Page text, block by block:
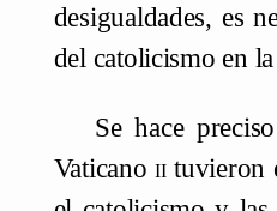
desigualdades, es
del catolicismo en
Se hace
Vaticanoiituvieron